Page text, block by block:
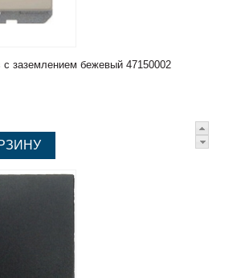
с заземлением бежевый 47150002